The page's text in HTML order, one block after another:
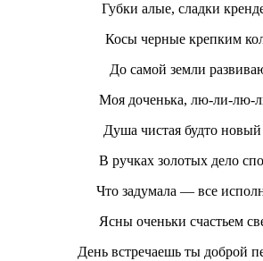
Губки алые, сладки
Косы черные крепким
До самой земли
Моя доченька, лю-ли-лю-
Душа чистая будто новый
В ручках золотых дело
Что задумала — все
Ясны оченьки счастьем
День встречаешь ты доброй